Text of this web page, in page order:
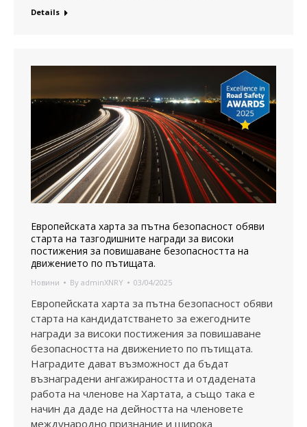
Details
Европейската харта за пътна безопасност обяви
старта на тазгодишните награди за високи
постижения за повишаване безопасността на
движението по пътищата.
Новини By adminXNRY 03/04/2025
Европейската харта за пътна безопасност обяви
старта на кандидатстването за ежегодните
награди за високи постижения за повишаване
безопасността на движението по пътищата.
Наградите дават възможност да бъдат
възнаградени ангажираността и отдадената
работа на членове на Хартата, а също така е
начин да даде на дейността на членовете
международно признание и широка